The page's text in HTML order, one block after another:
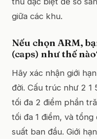
giữa các khu.
Nếu chọn ARM,
(caps) như thế
Hãy xác nhận giới
đời. Cấu trúc như 2 1
tối đa 2 điểm phần
tối đa 1 điểm, và
suất ban đầu. Giới